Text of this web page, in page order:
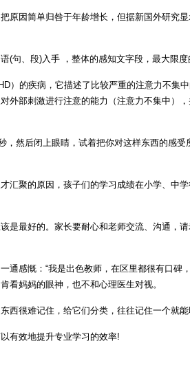
原因简单归咎于年龄增长，但据新国外研究
(句、段)入手 ，整体的感知文字段，最大限度
）的疾病，它描述了比较严重的注意力不集
外部刺激进行注意的能力（注意力不集中）
，然后闭上眼睛，试着把你对这样东西的感
聚的原因，孩子们的学习成绩在小学、中
是最好的。家长要耐心和老师交流、沟通，
感慨：“我是出色教师，在区里都很有口碑
看妈妈的眼神，也不和心理医生对视。
西很难记住，给它们分类，往往记住一个就能
有效地提升专业学习的效率!